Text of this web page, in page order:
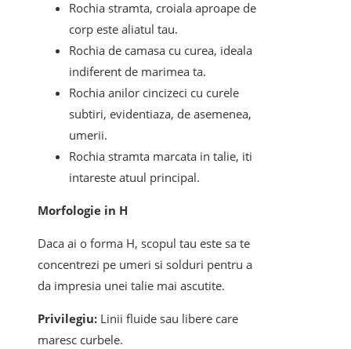
Rochia stramta, croiala aproape de
corp este aliatul tau.
Rochia de camasa cu curea, ideala
indiferent de marimea ta.
Rochia anilor cincizeci cu curele
subtiri, evidentiaza, de asemenea,
umerii.
Rochia stramta marcata in talie, iti
intareste atuul principal.
Morfologie in H
Daca ai o forma H, scopul tau este sa te
concentrezi pe umeri si solduri pentru a
da impresia unei talie mai ascutite.
Privilegiu: Linii fluide sau libere care
maresc curbele.